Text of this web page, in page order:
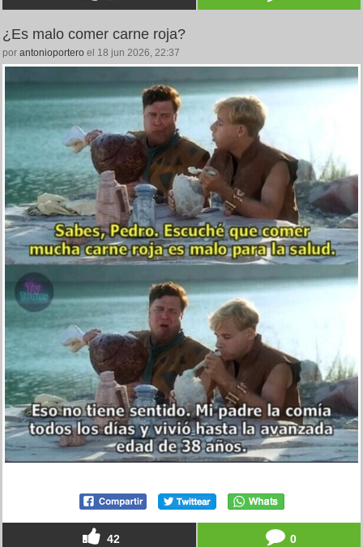
¿Es malo comer carne roja?
por antonioportero el 18 jun 2026, 22:37
42 0